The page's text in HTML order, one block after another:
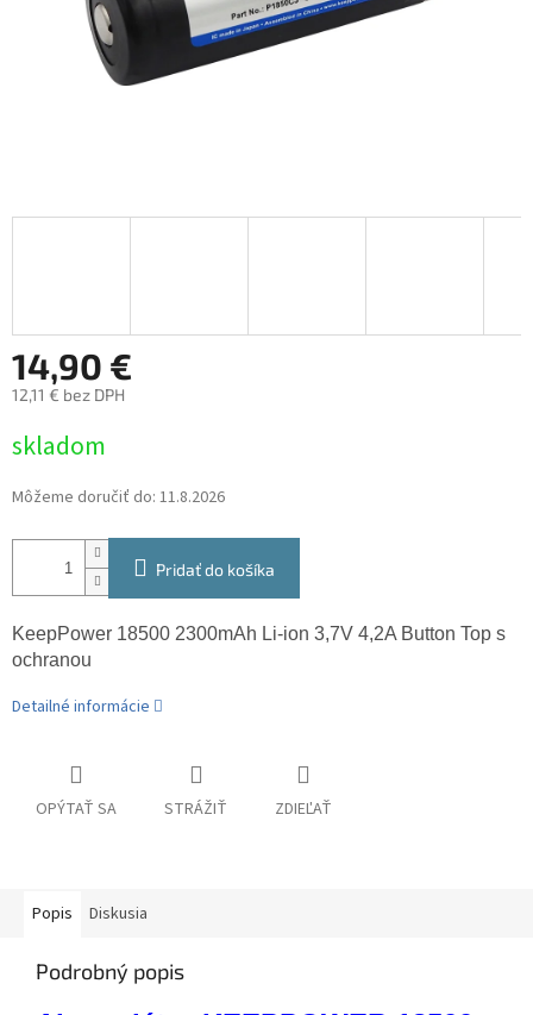
14,90 €
12,11 € bez DPH
cena:
skladom
Môžeme doručiť do: 11.8.2026
Pridať do košíka
KeepPower 18500 2300mAh Li-ion 3,7V 4,2A Button Top s
ochranou
Detailné informácie
OPÝTAŤ SA STRÁŽIŤ ZDIEĽAŤ
Popis Diskusia
Podrobný popis